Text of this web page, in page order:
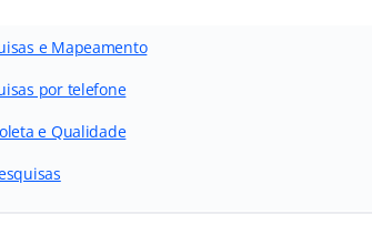
e Mapeamento
por telefone
e Qualidade